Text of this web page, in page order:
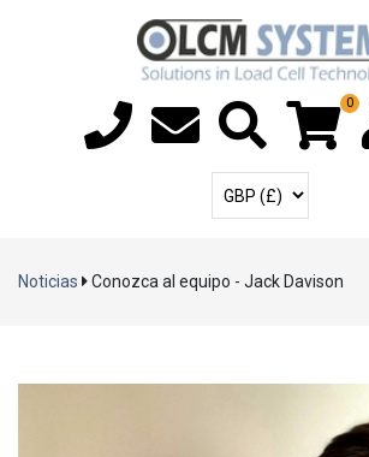
0
Seleccione la moneda
Noticias Conozca al equipo - Jack Davison